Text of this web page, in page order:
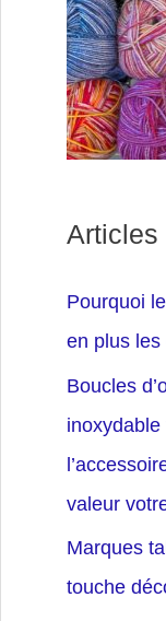
Articles
Pourquoi
en plus
Boucles
valeur
Marques
touche